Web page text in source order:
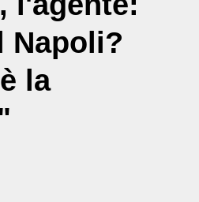
Napoli?
la